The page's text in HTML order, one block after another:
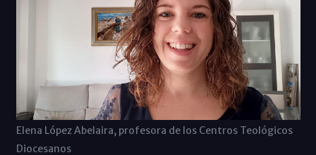
Elena López Abelaira, profesora de los Centros Teológicos
Diocesanos